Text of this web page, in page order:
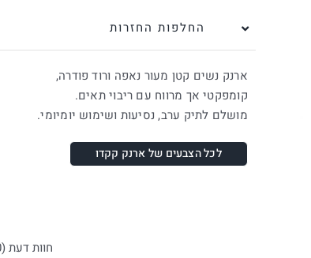
החלפות החזרות
ארנק נשים קטן מעור נאפה ורוד פודרה,
קומפקטי אך מרווח עם ריבוי תאים.
מושלם לתיק ערב, נסיעות ושימוש יומיומי.
לכל הצבעים של ארנק קקדו
חוות דעת (0)